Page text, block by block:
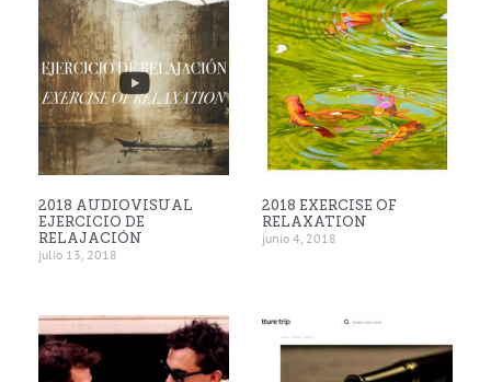
2018 AUDIOVISUAL
EJERCICIO DE
RELAJACIÓN
julio 13, 2018
2018 EXERCISE OF
RELAXATION
junio 4, 2018